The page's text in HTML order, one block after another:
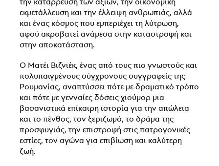
εκμετάλλευση και την έλλειψη ανθρωπιάς, αλλά
και ένας κόσμος που εμπεριέχει τη λύτρωση,
αφού ακροβατεί ανάμεσα στην καταστροφή και
στην αποκατάσταση.
Ο Ματέι Βιζνιέκ, ένας από τους πιο γνωστούς και
πολυπαιγμένους σύγχρονους συγγραφείς της
Ρουμανίας, αναπτύσσει πότε με δραματικό τρόπο
και πότε με γενναίες δόσεις χιούμορ μια
βασανιστικά επίκαιρη ιστορία για την απώλεια
και το πένθος, τον ξεριζωμό, το δράμα της
προσφυγιάς, την επιστροφή στις πατρογονικές
εστίες, τον αγώνα για επιβίωση και καλύτερη
ζωή.